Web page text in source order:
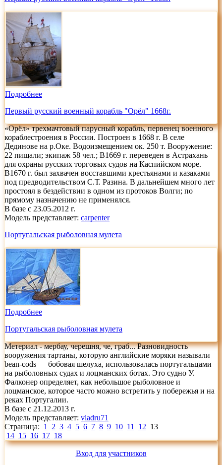
Подробнее
Первый русский военный корабль "Орёл" 1668г.
«Орёл» трехмачтовый парусный корабль, первенец военного
кораблестроения в России. Построен в 1668 г. В селе
Дединове на р.Оке. Водоизмещением ок. 250 т. Вооружение:
22 пищали; экипаж 58 чел.; В1669 г. переведен в Астрахань
для охраны русских торговых судов на Каспийском море.
В1670 г. был захвачен восставшими крестьянами и казаками
под предводительством С.Т. Разина. В дальнейшем много лет
простоял в бездействии в одном из протоков Волги; по
прямому назначению не применялся.
В базе с 23.05.2012 г.
Модель представляет: carpenter
Португальская рыболовная мулета
Подробнее
Португальская рыболовная мулета
Метериал - мербау, черешня, че, граб... Разновидность
вооружения тартаны, которую английские моряки называли
bean-cods — бобовая шелуха, использовалась португальцами
на рыболовных судах и лоцманских ботах. Это судно У.
Фалконер определяет, как небольшое рыболовное и
лоцманское, которое часто можно встретить у побережья и на
реках Португалии.
В базе с 21.12.2013 г.
Модель представляет: vladru71
Страница: 1 2 3 4 5 6 7 8 9 10 11 12 13
14 15 16 17 18
Вход для участников